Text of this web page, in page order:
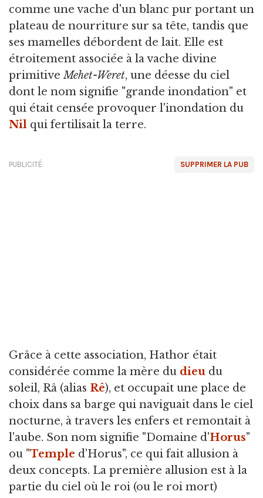
comme une vache d'un blanc pur portant un
plateau de nourriture sur sa tête, tandis que
ses mamelles débordent de lait. Elle est
étroitement associée à la vache divine
primitiveMehet-Weret, une déesse du ciel
dont le nom signifie "grande inondation" et
qui était censée provoquer l'inondation du
Nil qui fertilisait la terre.
SUPPRIMER LA PUB
PUBLICITÉ
Grâce à cette association, Hathor était
considérée comme la mère du dieu du
soleil, Râ (alias Rê), et occupait une place de
choix dans sa barge qui naviguait dans le ciel
nocturne, à travers les enfers et remontait à
l'aube. Son nom signifie "Domaine d'Horus"
ou "Temple d'Horus", ce qui fait allusion à
deux concepts. La première allusion est à la
partie du ciel où le roi (ou le roi mort)